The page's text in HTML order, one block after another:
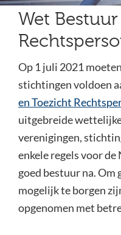
en
VvE
managers
Wet
Op 1 juli 2021
stichtingen voldoen
en Toezicht
uitgebreide
verenigingen,
enkele regels voor
goed bestuur na. Om
mogelijk te borgen
opgenomen met